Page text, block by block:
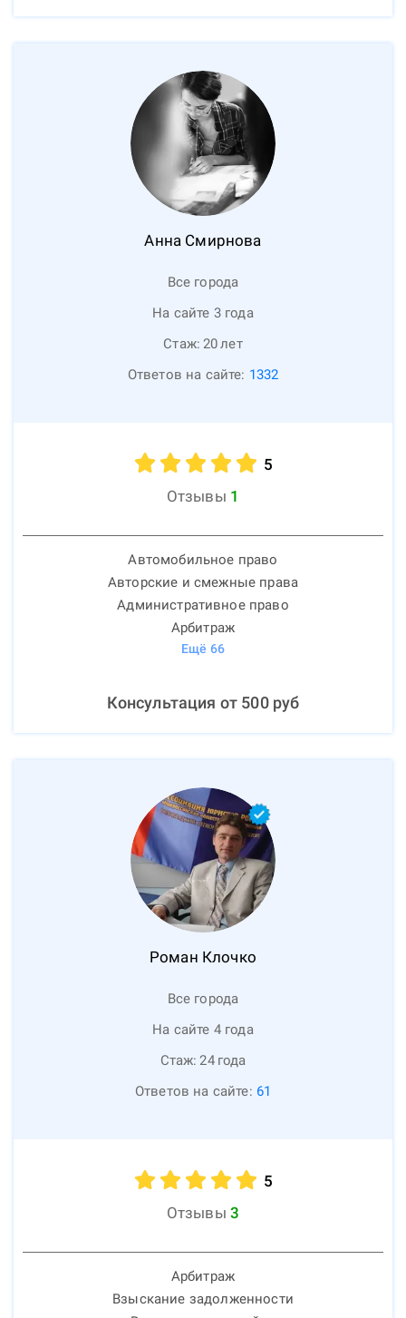
Анна Смирнова
Все города
На сайте 3 года
Стаж: 20лет
Ответов на сайте: 1332
5
Отзывы 1
Автомобильное право
Авторские и смежные права
Административное право
Арбитраж
Ещё 66
Консультация от 500руб
Роман Клочко
Все города
На сайте 4 года
Стаж: 24 года
Ответов на сайте: 61
5
Отзывы 3
Арбитраж
Взыскание задолженности